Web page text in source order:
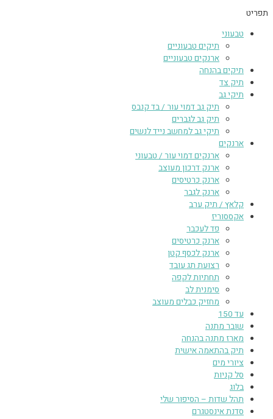
תפריט
טבעוני
תיקים טבעוניים
ארנקים טבעוניים
תיקים בהנחה
תיק צד
תיקי גב
תיק גב דמוי עור / בד קנבס
תיק גב לגברים
תיקי גב למחשב נייד לנשים
ארנקים
ארנקים דמוי עור / טבעוני
ארנק דרכון מעוצב
ארנק כרטיסים
ארנק לגבר
קלאץ / תיק ערב
אקססוריז
פד לעכבר
ארנק כרטיסים
ארנק לכסף קטן
רצועת תג עובד
תחתיות לקפה
סימנית לב
מחזיק כבלים מעוצב
עד 150
שובר מתנה
מארז מתנה בהנחה
תיק בהתאמה אישית
ציורי מים
סל קניות
בלוג
תהל שדות – הסיפור שלי
סדנת אינסטגרם